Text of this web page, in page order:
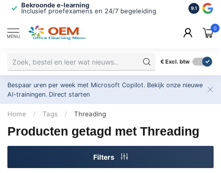
Bekroonde e-learning
Inclusief proefexamens en 24/7 begeleiding
ISO
2.500+
9.1
MENU
0
€ Excl. btw
Bespaar uren per week met Microsoft Copilot. Bekijk onze nieuwe
AI-trainingen. Direct starten
Home / Tags / Threading
Producten getagd met Threading
Filters